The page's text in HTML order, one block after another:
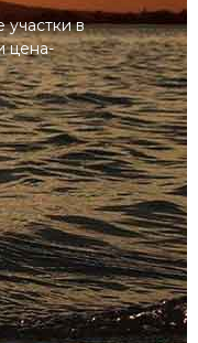
участки в
цена-